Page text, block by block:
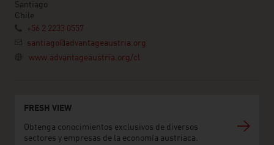
Santiago
Chile
+56 2 2233 0557
santiago@advantageaustria.org
www.advantageaustria.org/cl
FRESH VIEW
Obtenga conocimientos exclusivos de diversos
sectores y empresas de la economía austriaca.